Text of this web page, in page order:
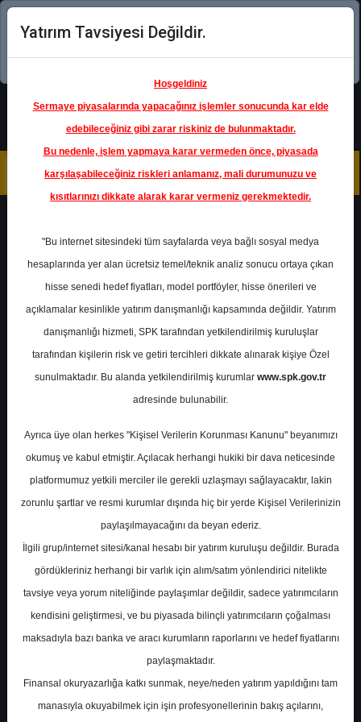
Şimdi uygulamayı indirin!
Ana Sayfa Raporlar
Ahlatcı Yatırım
Rapor Detay
THYAO - Nisan 2026
Trafik Sonuçları
A- A+
THYAO - Nisan 2026 Trafik Sonuçları
THYAO için Nisan 2026 trafik verileri genel
olarak nötr bir tabloya işaret ediyor. Toplam
yolcu sayısı yıllık %2,9 azalarak 7,2 milyon
Yatırım Tavsiyesi Değildir.
Hoşgeldiniz
Sermaye piyasalarında yapacağınız işlemler sonucunda kar elde
edebileceğiniz gibi zarar riskiniz de bulunmaktadır.
Bu nedenle, işlem yapmaya karar vermeden önce, piyasada
karşılaşabileceğiniz riskleri anlamanız, mali durumunuzu ve
kısıtlarınızı dikkate alarak karar vermeniz gerekmektedir.
"Bu internet sitesindeki tüm sayfalarda veya bağlı sosyal medya
hesaplarında yer alan ücretsiz temel/teknik analiz sonucu ortaya çıkan
hisse senedi hedef fiyatları, model portföyler, hisse önerileri ve
açıklamalar kesinlikle yatırım danışmanlığı kapsamında değildir. Yatırım
danışmanlığı hizmeti, SPK tarafından yetkilendirilmiş kuruluşlar
tarafından kişilerin risk ve getiri tercihleri dikkate alınarak kişiye Özel
sunulmaktadır. Bu alanda yetkilendirilmiş kurumlar www.spk.gov.tr
adresinde bulunabilir.
Ayrıca üye olan herkes "Kişisel Verilerin Korunması Kanunu" beyanımızı
okumuş ve kabul etmiştir. Açılacak herhangi hukiki bir dava neticesinde
platformumuz yetkili merciler ile gerekli uzlaşmayı sağlayacaktır, lakin
zorunlu şartlar ve resmi kurumlar dışında hiç bir yerde Kişisel Verilerinizin
paylaşılmayacağını da beyan ederiz.
İlgili grup/internet sitesi/kanal hesabı bir yatırım kuruluşu değildir. Burada
gördükleriniz herhangi bir varlık için alım/satım yönlendirici nitelikte
tavsiye veya yorum niteliğinde paylaşımlar değildir, sadece yatırımcıların
kendisini geliştirmesi, ve bu piyasada bilinçli yatırımcıların çoğalması
maksadıyla bazı banka ve aracı kurumların raporlarını ve hedef fiyatlarını
paylaşmaktadır.
Finansal okuryazarlığa katkı sunmak, neye/neden yatırım yapıldığını tam
manasıyla okuyabilmek için işin profesyonellerinin bakış açılarını,